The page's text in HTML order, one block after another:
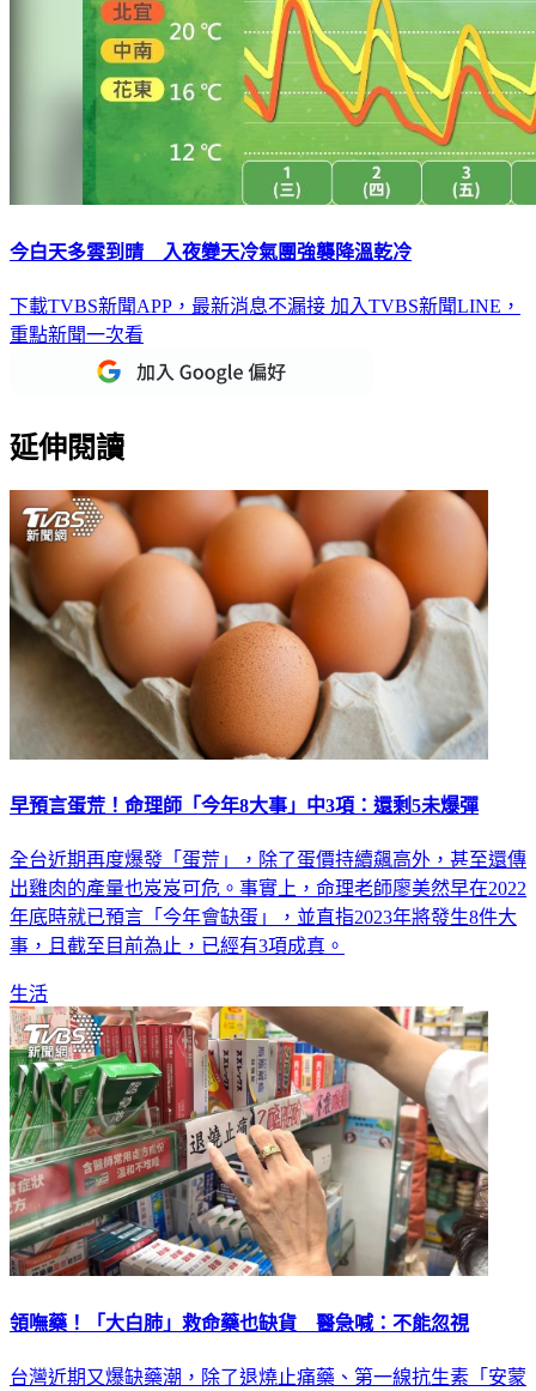
今白天多雲到晴 入夜變天冷氣團強襲降溫乾冷
下載TVBS新聞APP，最新消息不漏接 加入TVBS新聞LINE，
重點新聞一次看
延伸閱讀
早預言蛋荒！命理師「今年8大事」中3項：還剩5未爆彈
全台近期再度爆發「蛋荒」，除了蛋價持續飆高外，甚至還傳
出雞肉的產量也岌岌可危。事實上，命理老師廖美然早在2022
年底時就已預言「今年會缺蛋」，並直指2023年將發生8件大
事，且截至目前為止，已經有3項成真。
生活
領嘸藥！「大白肺」救命藥也缺貨 醫急喊：不能忽視
台灣近期又爆缺藥潮，除了退燒止痛藥、第一線抗生素「安蒙